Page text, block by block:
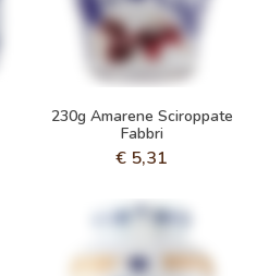
230g Amarene Sciroppate
Fabbri
€ 5,31